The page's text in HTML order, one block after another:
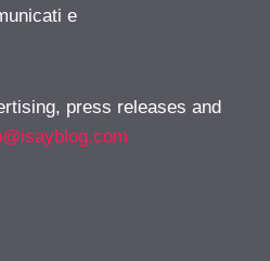
e
press releases and